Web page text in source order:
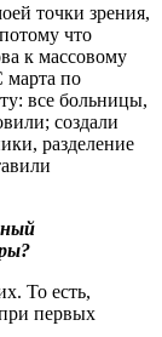
точки зрения,
что
к массовому
марта по
все больницы,
создали
разделение
То есть,
первых